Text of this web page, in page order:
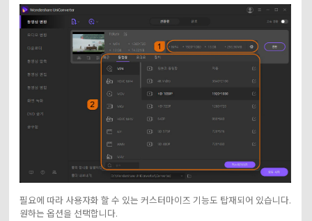
필요에 따라 사용자화 할 수 있는 커스터마이즈 기능도 탑재되어 있습니다.
원하는 옵션을 선택합니다.